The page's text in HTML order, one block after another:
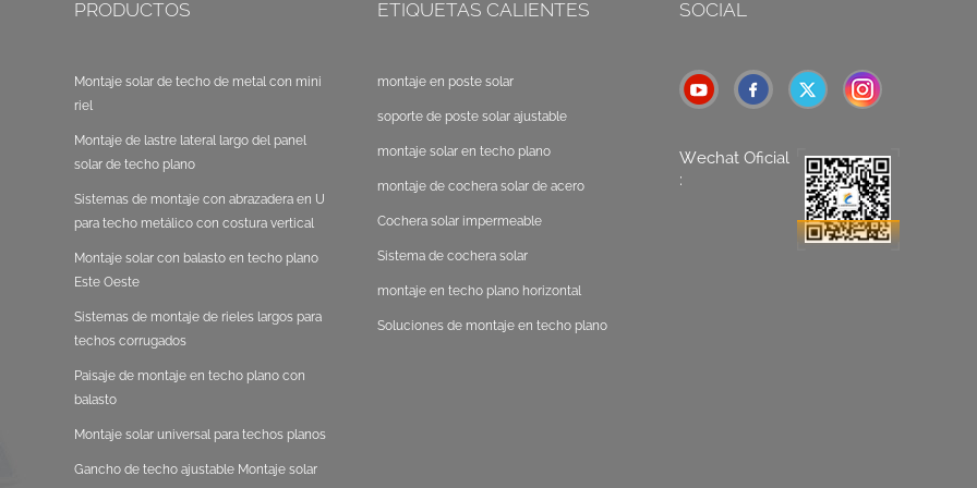
PRODUCTOS
Montaje solar de techo de metal con mini
riel
Montaje de lastre lateral largo del panel
solar de techo plano
Sistemas de montaje con abrazadera en U
para techo metálico con costura vertical
Montaje solar con balasto en techo plano
Este Oeste
Sistemas de montaje de rieles largos para
techos corrugados
Paisaje de montaje en techo plano con
balasto
Montaje solar universal para techos planos
Gancho de techo ajustable Montaje solar
ETIQUETAS CALIENTES
montaje en poste solar
soporte de poste solar ajustable
montaje solar en techo plano
montaje de cochera solar de acero
Cochera solar impermeable
Sistema de cochera solar
montaje en techo plano horizontal
Soluciones de montaje en techo plano
SOCIAL
Wechat Oficial
: